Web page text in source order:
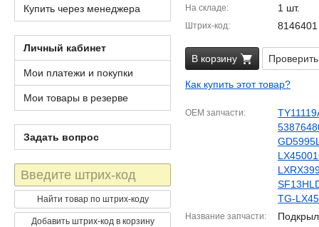
На складе 1 шт.
Штрих-код 8146401
В корзину
Как купить этот товар?
OEM запчасти
TG-
Название запчасти
Купить через менеджера
Личный кабинет
Мои платежи и покупки
Мои товары в резерве
Задать вопрос
Штрих-
код
Найти товар по штрих-коду
Добавить штрих-код в корзину